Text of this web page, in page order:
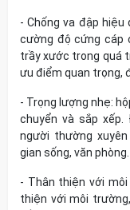
-Chống va đập hiệu
cường độ cứng cáp
trầy xước trong quá
ưu điểm quan trọng,
- Trọng lượng nhẹ:
chuyển và sắp
người thường
gian sống, văn phòng.
- Thân thiện với
thiện với môi